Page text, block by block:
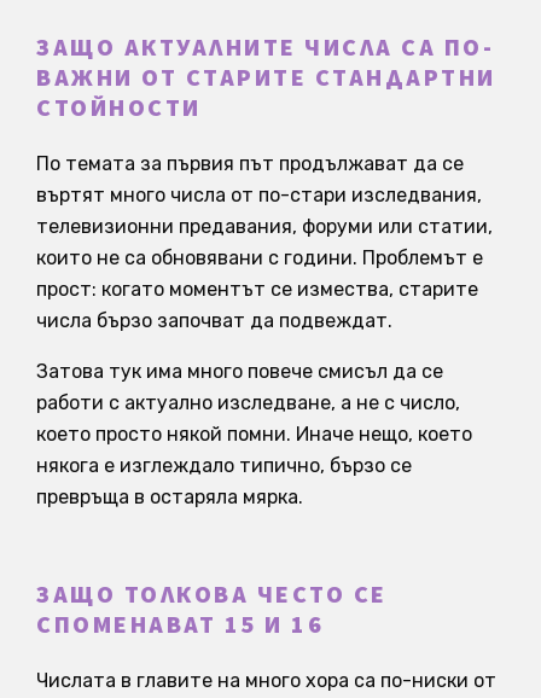
ЗАЩО АКТУАЛНИТЕ ЧИСЛА СА ПО-
ВАЖНИ ОТ СТАРИТЕ СТАНДАРТНИ
СТОЙНОСТИ
По темата за първия път продължават да се
въртят много числа от по-стари изследвания,
телевизионни предавания, форуми или статии,
които не са обновявани с години. Проблемът е
прост: когато моментът се измества, старите
числа бързо започват да подвеждат.
Затова тук има много повече смисъл да се
работи с актуално изследване, а не с число,
което просто някой помни. Иначе нещо, което
някога е изглеждало типично, бързо се
превръща в остаряла мярка.
ЗАЩО ТОЛКОВА ЧЕСТО СЕ
СПОМЕНАВАТ 15 И 16
Числата в главите на много хора са по-ниски от